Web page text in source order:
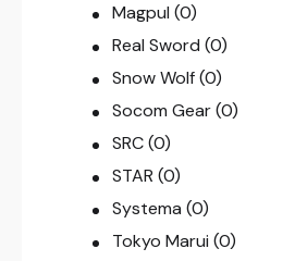
Magpul (0)
Real Sword (0)
Snow Wolf (0)
Socom Gear (0)
SRC (0)
STAR (0)
Systema (0)
Tokyo Marui (0)